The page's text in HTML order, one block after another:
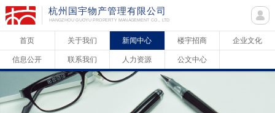
杭州国宇物产管理有限公司
HANGZHOU GUOYU PROPERTY MANAGEMENT CO., LTD
首页 关于我们 新闻中心 楼宇招商 企业文化
信息公开 联系我们 人力资源 公文中心